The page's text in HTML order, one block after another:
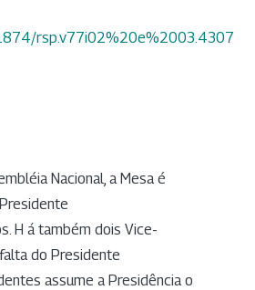
rsp.v77i02%20e%2003.4307
Nacional, a Mesa é
H á também dois Vice-
do Presidente
assume a Presidência o